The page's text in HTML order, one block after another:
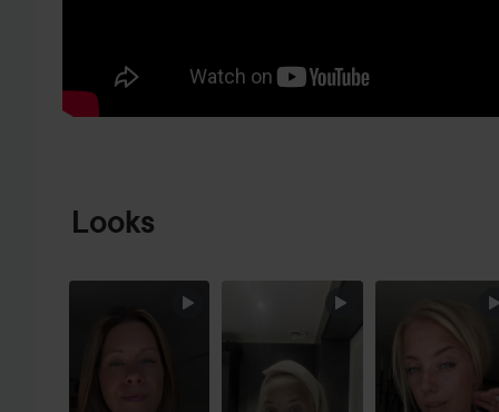
Looks
HOPP OVER SEKSJON